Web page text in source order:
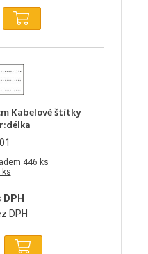
Kabelové štítky
446 ks
ks
DPH
DPH